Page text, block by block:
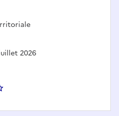
2026
de communication -